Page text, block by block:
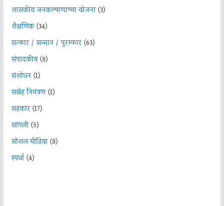
शासकीय जनकल्याणाच्या योजना(3)
शैक्षणिक(34)
सत्कार / सन्मान / पुरस्कार(63)
संपादकीय(8)
संशोधन(1)
सस्नेह निमंत्रण(1)
सहकार(17)
सांगली(5)
सोशल मीडिया(8)
स्पर्धा(4)